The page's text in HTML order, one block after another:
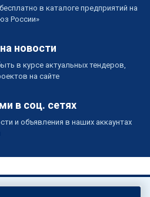
в каталоге предприятий на
России»
новости
в курсе актуальных тендеров,
на сайте
в соц. сетях
и объявления в наших аккаунтах